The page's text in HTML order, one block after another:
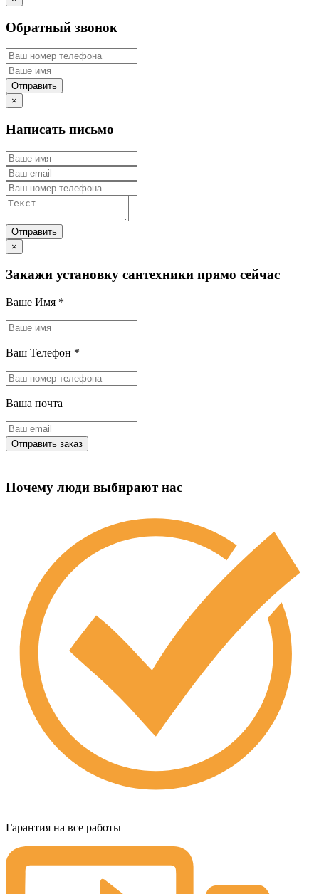
Обратный звонок
×
Написать письмо
×
Закажи установку сантехники прямо сейчас
Ваше Имя *
Ваш Телефон *
Ваша почта
Почему люди выбирают нас
Гарантия на все работы